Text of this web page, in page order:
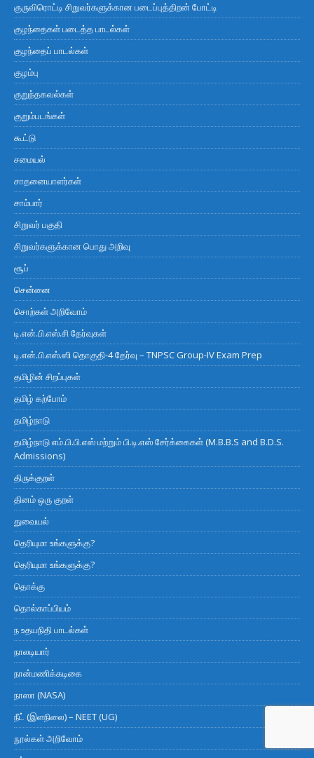
குருவிரொட்டி சிறுவர்களுக்கான படைப்புத்திறன் போட்டி
குழந்தைகள் படைத்த பாடல்கள்
குழந்தைப் பாடல்கள்
குழம்பு
குறுந்தகவல்கள்
குறும்படங்கள்
கூட்டு
சமையல்
சாதனையாளர்கள்
சாம்பார்
சிறுவர் பகுதி
சிறுவர்களுக்கான பொது அறிவு
சூப்
சென்னை
சொற்கள் அறிவோம்
டி.என்.பி.எஸ்.சி தேர்வுகள்
டி.என்.பி.எஸ்.ஸி தொகுதி-4 தேர்வு – TNPSC Group-IV Exam Prep
தமிழின் சிறப்புகள்
தமிழ் கற்போம்
தமிழ்நாடு
தமிழ்நாடு எம்.பி.பி.எஸ் மற்றும் பி.டி.எஸ் சேர்க்கைகள் (M.B.B.S and B.D.S.
Admissions)
திருக்குறள்
தினம் ஒரு குறள்
துவையல்
தெரியுமா உங்களுக்கு?
தெரியுமா உங்களுக்கு?
தொக்கு
தொல்காப்பியம்
ந உதயநிதி பாடல்கள்
நாலடியார்
நான்மணிக்கடிகை
நாஸா (NASA)
நீட் (இளநிலை) – NEET (UG)
நூல்கள் அறிவோம்